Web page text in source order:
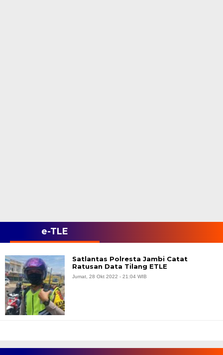
e-TLE
Satlantas Polresta Jambi Catat
Ratusan Data Tilang ETLE
Jumat, 28 Okt 2022 - 21:04 WIB